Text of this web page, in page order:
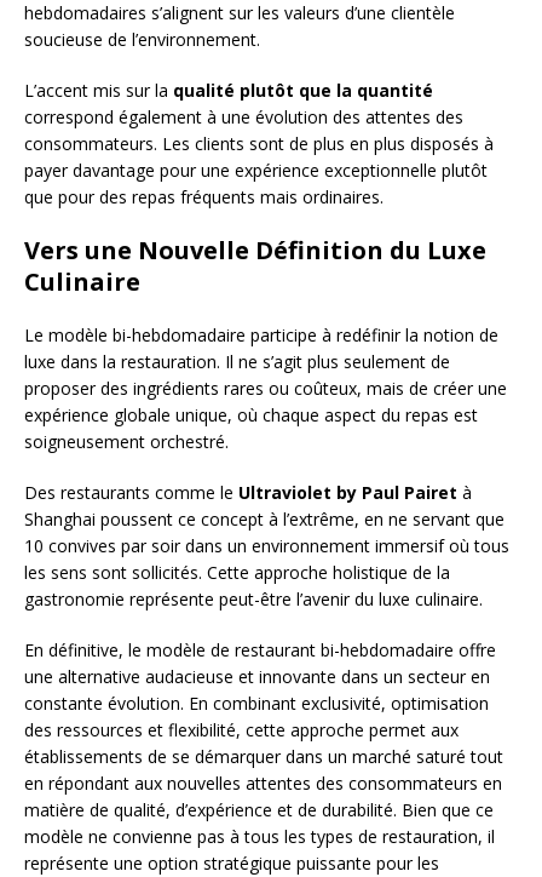
hebdomadaires s’alignent sur les valeurs d’une clientèle
soucieuse de l’environnement.
L’accent mis sur la qualité plutôt que la quantité
correspond également à une évolution des attentes des
consommateurs. Les clients sont de plus en plus disposés à
payer davantage pour une expérience exceptionnelle plutôt
que pour des repas fréquents mais ordinaires.
Vers une Nouvelle Définition du Luxe
Culinaire
Le modèle bi-hebdomadaire participe à redéfinir la notion de
luxe dans la restauration. Il ne s’agit plus seulement de
proposer des ingrédients rares ou coûteux, mais de créer une
expérience globale unique, où chaque aspect du repas est
soigneusement orchestré.
Des restaurants comme le Ultraviolet by Paul Pairet à
Shanghai poussent ce concept à l’extrême, en ne servant que
10 convives par soir dans un environnement immersif où tous
les sens sont sollicités. Cette approche holistique de la
gastronomie représente peut-être l’avenir du luxe culinaire.
En définitive, le modèle de restaurant bi-hebdomadaire offre
une alternative audacieuse et innovante dans un secteur en
constante évolution. En combinant exclusivité, optimisation
des ressources et flexibilité, cette approche permet aux
établissements de se démarquer dans un marché saturé tout
en répondant aux nouvelles attentes des consommateurs en
matière de qualité, d’expérience et de durabilité. Bien que ce
modèle ne convienne pas à tous les types de restauration, il
représente une option stratégique puissante pour les